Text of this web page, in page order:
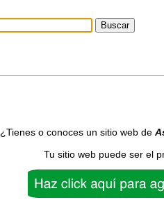
¿Tienes o conoces un sitio web de
Tu sitio web puede ser el